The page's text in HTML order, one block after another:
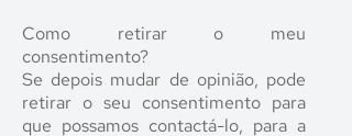
Como retirar o meu
consentimento?
Se depois mudar de opinião, pode
retirar o seu consentimento para
que possamos contactá-lo, para a